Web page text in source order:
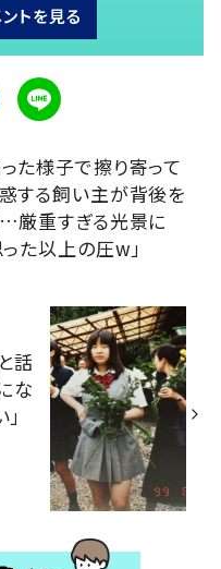
トを見る
た様子で擦り寄って
する飼い主が背後を
厳重すぎる光景に
った以上の圧w」
話
な